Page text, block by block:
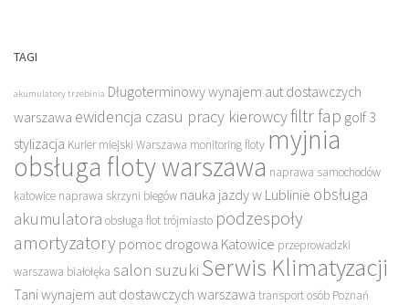
TAGI
akumulatory trzebinia Długoterminowy wynajem aut dostawczych
warszawa ewidencja czasu pracy kierowcyfiltr fap golf 3
stylizacja Kurier miejski Warszawa monitoring floty myjnia
obsługa floty warszawa naprawa samochodów
katowice naprawa skrzyni biegów nauka jazdy w Lublinie obsługa
akumulatora obsługa flot trójmiasto podzespoły
amortyzatory pomoc drogowa Katowice przeprowadzki
warszawa białołęka salon suzuki Serwis Klimatyzacji
Tani wynajem aut dostawczych warszawa transport osób Poznań